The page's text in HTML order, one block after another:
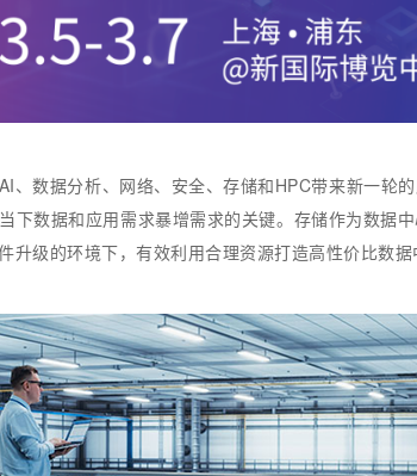
、数据分析、网络、安全、存储和HPC带来新一轮
下数据和应用需求暴增需求的关键。存储作为数据
级的环境下，有效利用合理资源打造高性价比数据